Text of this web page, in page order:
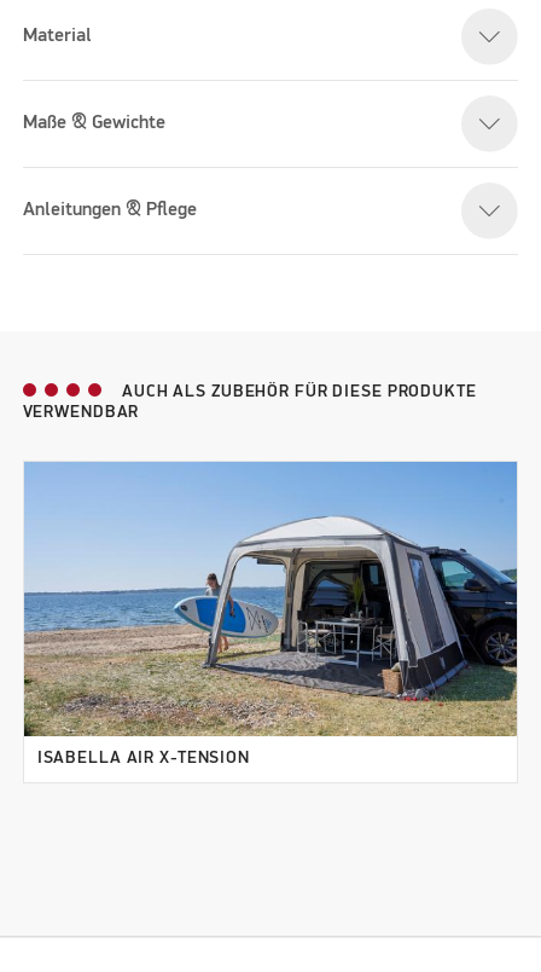
Material
Maße & Gewichte
Anleitungen & Pflege
AUCH ALS ZUBEHÖR FÜR DIESE PRODUKTE
VERWENDBAR
ISABELLA AIR X-TENSION